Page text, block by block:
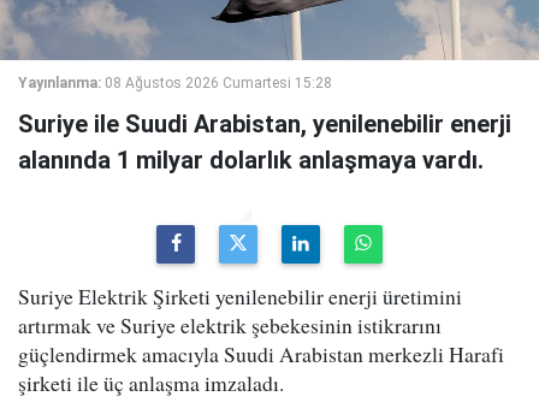
Yayınlanma: 08 Ağustos 2026 Cumartesi 15:28
Suriye ile Suudi Arabistan, yenilenebilir enerji
alanında 1 milyar dolarlık anlaşmaya vardı.
Suriye Elektrik Şirketi yenilenebilir enerji üretimini
artırmak ve Suriye elektrik şebekesinin istikrarını
güçlendirmek amacıyla Suudi Arabistan merkezli Harafi
şirketi ile üç anlaşma imzaladı.